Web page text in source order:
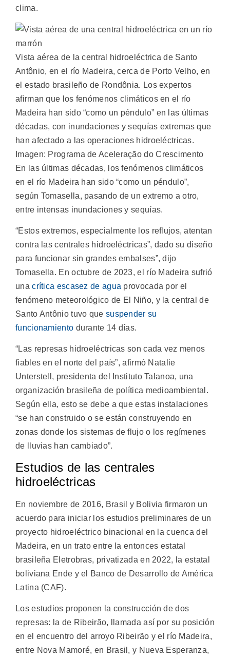
clima.
Vista aérea de la central hidroeléctrica de Santo
Antônio, en el río Madeira, cerca de Porto Velho, en
el estado brasileño de Rondônia. Los expertos
afirman que los fenómenos climáticos en el río
Madeira han sido “como un péndulo” en las últimas
décadas, con inundaciones y sequías extremas que
han afectado a las operaciones hidroeléctricas.
Imagen: Programa de Aceleração do Crescimento
En las últimas décadas, los fenómenos climáticos
en el río Madeira han sido “como un péndulo”,
según Tomasella, pasando de un extremo a otro,
entre intensas inundaciones y sequías.
“Estos extremos, especialmente los reflujos, atentan
contra las centrales hidroeléctricas”, dado su diseño
para funcionar sin grandes embalses”, dijo
Tomasella. En octubre de 2023, el río Madeira sufrió
unacrítica escasez de agua provocada por el
fenómeno meteorológico de El Niño, y la central de
Santo Antônio tuvo que suspender su
funcionamiento durante 14 días.
“Las represas hidroeléctricas son cada vez menos
fiables en el norte del país”, afirmó Natalie
Unterstell, presidenta del Instituto Talanoa, una
organización brasileña de política medioambiental.
Según ella, esto se debe a que estas instalaciones
“se han construido o se están construyendo en
zonas donde los sistemas de flujo o los regímenes
de lluvias han cambiado”.
Estudios de las centrales
hidroeléctricas
En noviembre de 2016, Brasil y Bolivia firmaron un
acuerdo para iniciar los estudios preliminares de un
proyecto hidroeléctrico binacional en la cuenca del
Madeira, en un trato entre la entonces estatal
brasileña Eletrobras, privatizada en 2022, la estatal
boliviana Ende y el Banco de Desarrollo de América
Latina (CAF).
Los estudios proponen la construcción de dos
represas: la de Ribeirão, llamada así por su posición
en el encuentro del arroyo Ribeirão y el río Madeira,
entre Nova Mamoré, en Brasil, y Nueva Esperanza,